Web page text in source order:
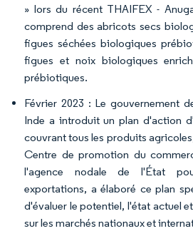
» lors du récent THAIFEX -
comprend des abricots secs
figues séchées biologiques
figues et noix biologiques
prébiotiques.
Février 2023 : Le gouvernement
Inde a introduit un plan d'action
couvrant tous les produits
Centre de promotion du
l'agence nodale de l'État
exportations, a élaboré ce plan
d'évaluer le potentiel, l'état actuel
sur les marchés nationaux et